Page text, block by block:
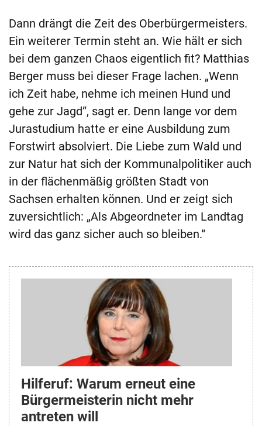
Dann drängt die Zeit des Oberbürgermeisters.
Ein weiterer Termin steht an. Wie hält er sich
bei dem ganzen Chaos eigentlich fit? Matthias
Berger muss bei dieser Frage lachen. „Wenn
ich Zeit habe, nehme ich meinen Hund und
gehe zur Jagd”, sagt er. Denn lange vor dem
Jurastudium hatte er eine Ausbildung zum
Forstwirt absolviert. Die Liebe zum Wald und
zur Natur hat sich der Kommunalpolitiker auch
in der flächenmäßig größten Stadt von
Sachsen erhalten können. Und er zeigt sich
zuversichtlich: „Als Abgeordneter im Landtag
wird das ganz sicher auch so bleiben.“
Hilferuf: Warum erneut eine
Bürgermeisterin nicht mehr
antreten will